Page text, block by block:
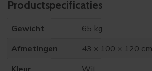
Product­specificaties
Gewicht 65 kg
Afmetingen 43 × 100 × 120 cm
Kleur Wit